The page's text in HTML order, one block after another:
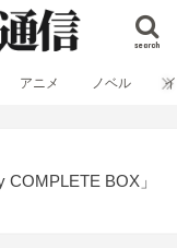
search
アニメ ノベル
BOX」